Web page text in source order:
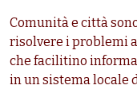
Comunità e città
risolvere i problemi
che facilitino
in un sistema locale